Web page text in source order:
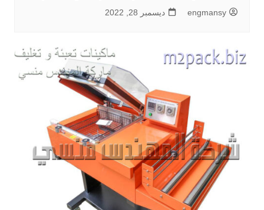
engmansy ديسمبر 28, 2022